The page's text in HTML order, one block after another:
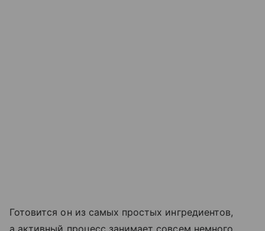
Готовится он из самых простых ингредиентов,